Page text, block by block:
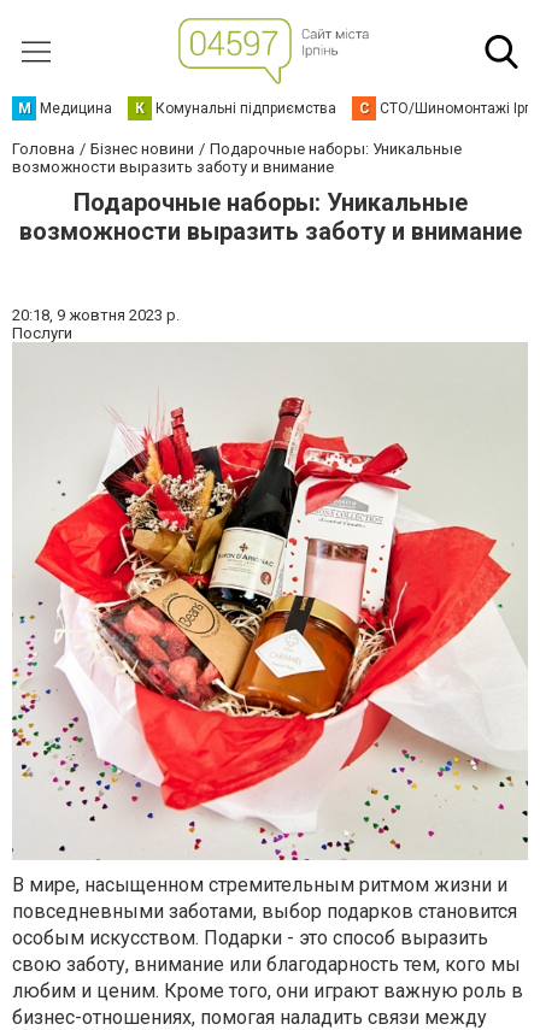
М Медицина К Комунальні підприємства С СТО/Шиномонтажі
Головна Бізнес новини
Подарочные наборы: Уникальные
возможности выразить заботу и внимание
Подарочные наборы: Уникальные
возможности выразить заботу и внимание
20:18, 9 жовтня 2023 р.
Послуги
В мире, насыщенном стремительным ритмом жизни и
повседневными заботами, выбор подарков становится
особым искусством. Подарки - это способ выразить
свою заботу, внимание или благодарность тем, кого мы
любим и ценим. Кроме того, они играют важную роль в
бизнес-отношениях, помогая наладить связи между